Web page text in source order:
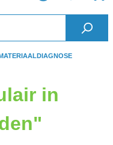
DIAGNOSE
in